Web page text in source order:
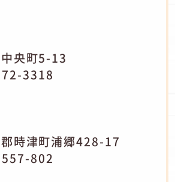
央町5-13
3318
時津町浦郷428-17
802